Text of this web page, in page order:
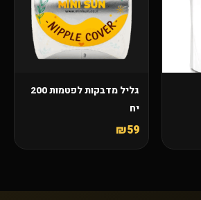
גליל מדבקות לפטמות 200
יח
₪59